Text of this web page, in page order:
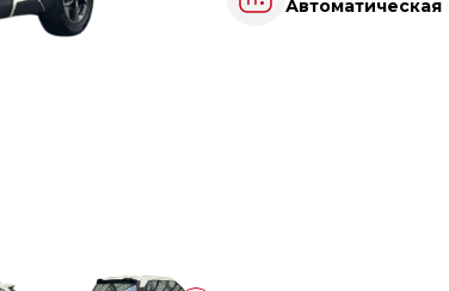
Автоматическая